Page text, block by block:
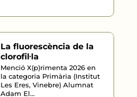
La fluorescència de la
clorofil·la
Menció X(p)rimenta 2026 en
la categoria Primària (Institut
Les Eres, Vinebre) Alumnat
Adam El...